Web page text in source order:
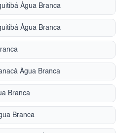
Água Branca
Água Branca
Água Branca
Branca
Branca